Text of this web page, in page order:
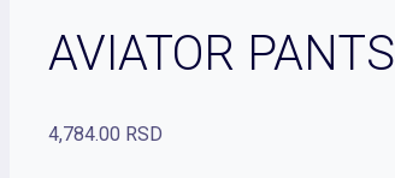
AVIATOR PANTS
4,784.00 RSD